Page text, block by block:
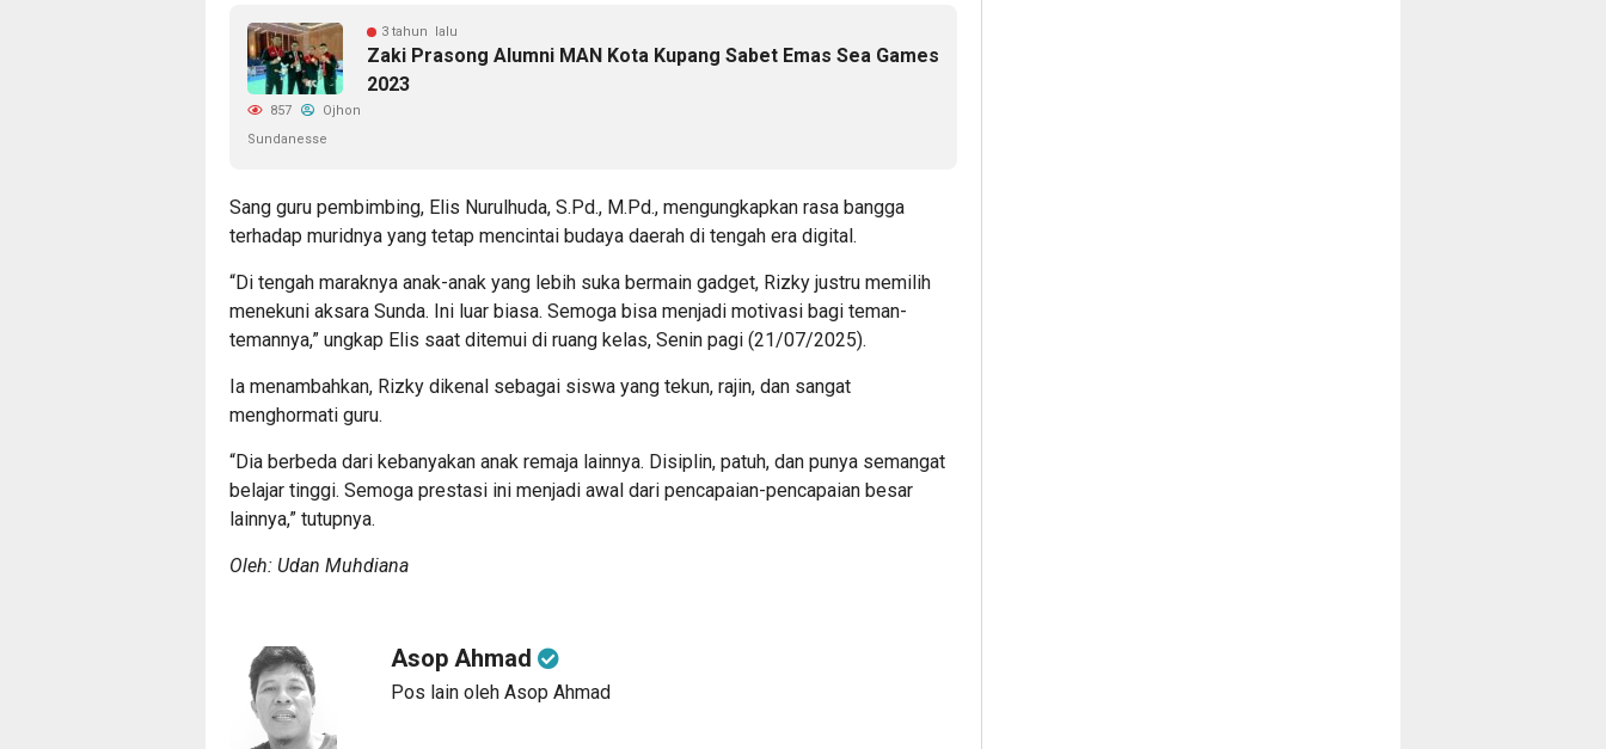
3 tahun lalu
Zaki Prasong Alumni MAN Kota Kupang Sabet Emas Sea Games
2023
857
Ojhon
Sundanesse
Sang guru pembimbing, Elis Nurulhuda, S.Pd., M.Pd., mengungkapkan rasa bangga
terhadap muridnya yang tetap mencintai budaya daerah di tengah era digital.
“Di tengah maraknya anak-anak yang lebih suka bermain gadget, Rizky justru memilih
menekuni aksara Sunda. Ini luar biasa. Semoga bisa menjadi motivasi bagi teman-
temannya,” ungkap Elis saat ditemui di ruang kelas, Senin pagi (21/07/2025).
Ia menambahkan, Rizky dikenal sebagai siswa yang tekun, rajin, dan sangat
menghormati guru.
“Dia berbeda dari kebanyakan anak remaja lainnya. Disiplin, patuh, dan punya semangat
belajar tinggi. Semoga prestasi ini menjadi awal dari pencapaian-pencapaian besar
lainnya,” tutupnya.
Oleh: Udan Muhdiana
Asop Ahmad
Pos lain oleh Asop Ahmad